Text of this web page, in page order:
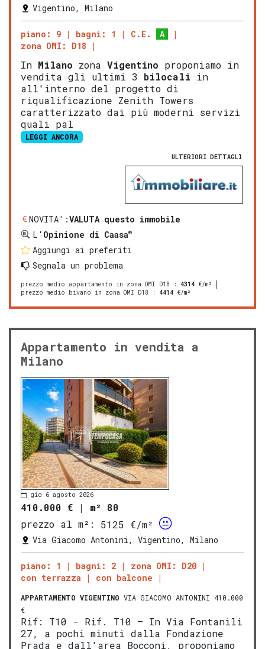
Vigentino, Milano
piano: 9 bagni: 1 C.E.
A
zona OMI: D18
In Milano zona Vigentino proponiamo in
vendita gli ultimi 3 bilocali in
all'interno del progetto di
riqualificazione Zenith Towers
caratterizzato dai più moderni servizi
quali pal
LEGGI ANCORA
ULTERIORI DETTAGLI
NOVITA':VALUTA questo immobile
L' Opinione di Caasa®
Aggiungi ai preferiti
Segnala un problema
prezzo medio appartamento in zona OMI D18 : 4314 €/m²
prezzo medio bivano in zona OMI D18 : 4414 €/m²
Appartamento in vendita a
Milano
gio 6 agosto 2026
410.000 € | m² 80
prezzo al m²:
5125 €/m²
Via Giacomo Antonini, Vigentino, Milano
piano: 1 bagni: 2
zona OMI: D20
con terrazza
con balcone
APPARTAMENTO VIGENTINO VIA GIACOMO ANTONINI 410.000
€
Rif: T10 - Rif. T10 – In Via Fontanili
27, a pochi minuti dalla Fondazione
Prada e dall'area Bocconi, proponiamo